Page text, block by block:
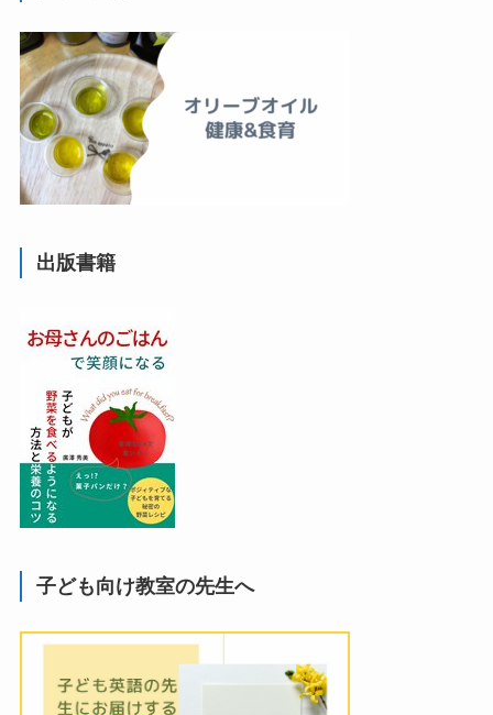
出版書籍
子ども向け教室の先生へ